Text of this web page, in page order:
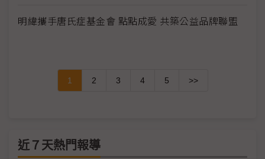
明緯攜手唐氏症基金會 點點成愛 共築公益品牌聯盟
1 2 3 4 5 >>
近７天熱門報導